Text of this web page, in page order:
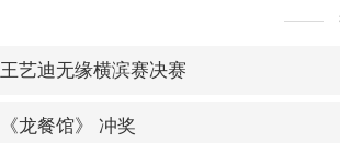
王艺迪无缘横滨赛决赛
《龙餐馆》 冲奖